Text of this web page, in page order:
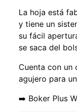
La hoja está
y tiene un
su fácil
se saca del
Cuenta con
agujero para
➡️ Boker Plus